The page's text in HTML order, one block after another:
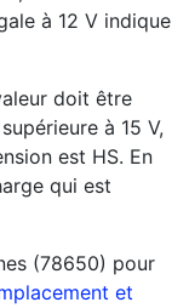
à 12 V indique
doit être
à 15 V,
est HS. En
qui est
(78650) pour
et